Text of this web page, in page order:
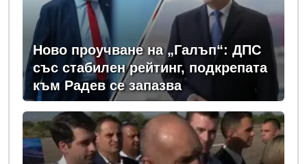
Ново проучване на „Галъп“: ДПС
със стабилен рейтинг, подкрепата
към Радев се запазва